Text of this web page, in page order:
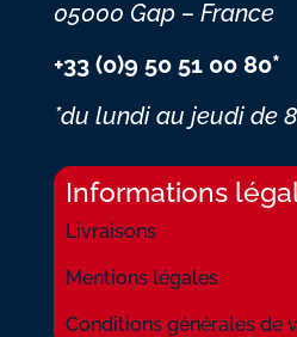
05000 Gap – France
+33 (0)9 50 51 00 80*
*du lundi au jeudi de
Informations
Livraisons
Mentions légales
Conditions générales de